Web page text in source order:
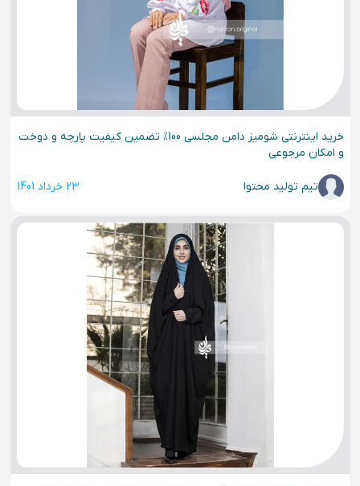
خرید اینترنتی شومیز دامن مجلسی 100% تضمین کیفیت پارچه و دوخت
و امکان مرجوعی
تیم تولید محتوا 23 خرداد 1401